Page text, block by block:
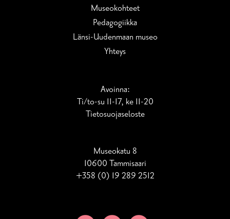
Museokohteet
Pedagogiikka
Länsi-Uudenmaan museo
Yhteys
Avoinna:
Ti/to-su 11-17, ke 11-20
Tietosuoja­seloste
Museokatu 8
10600 Tammisaari
+358 (0) 19 289 2512